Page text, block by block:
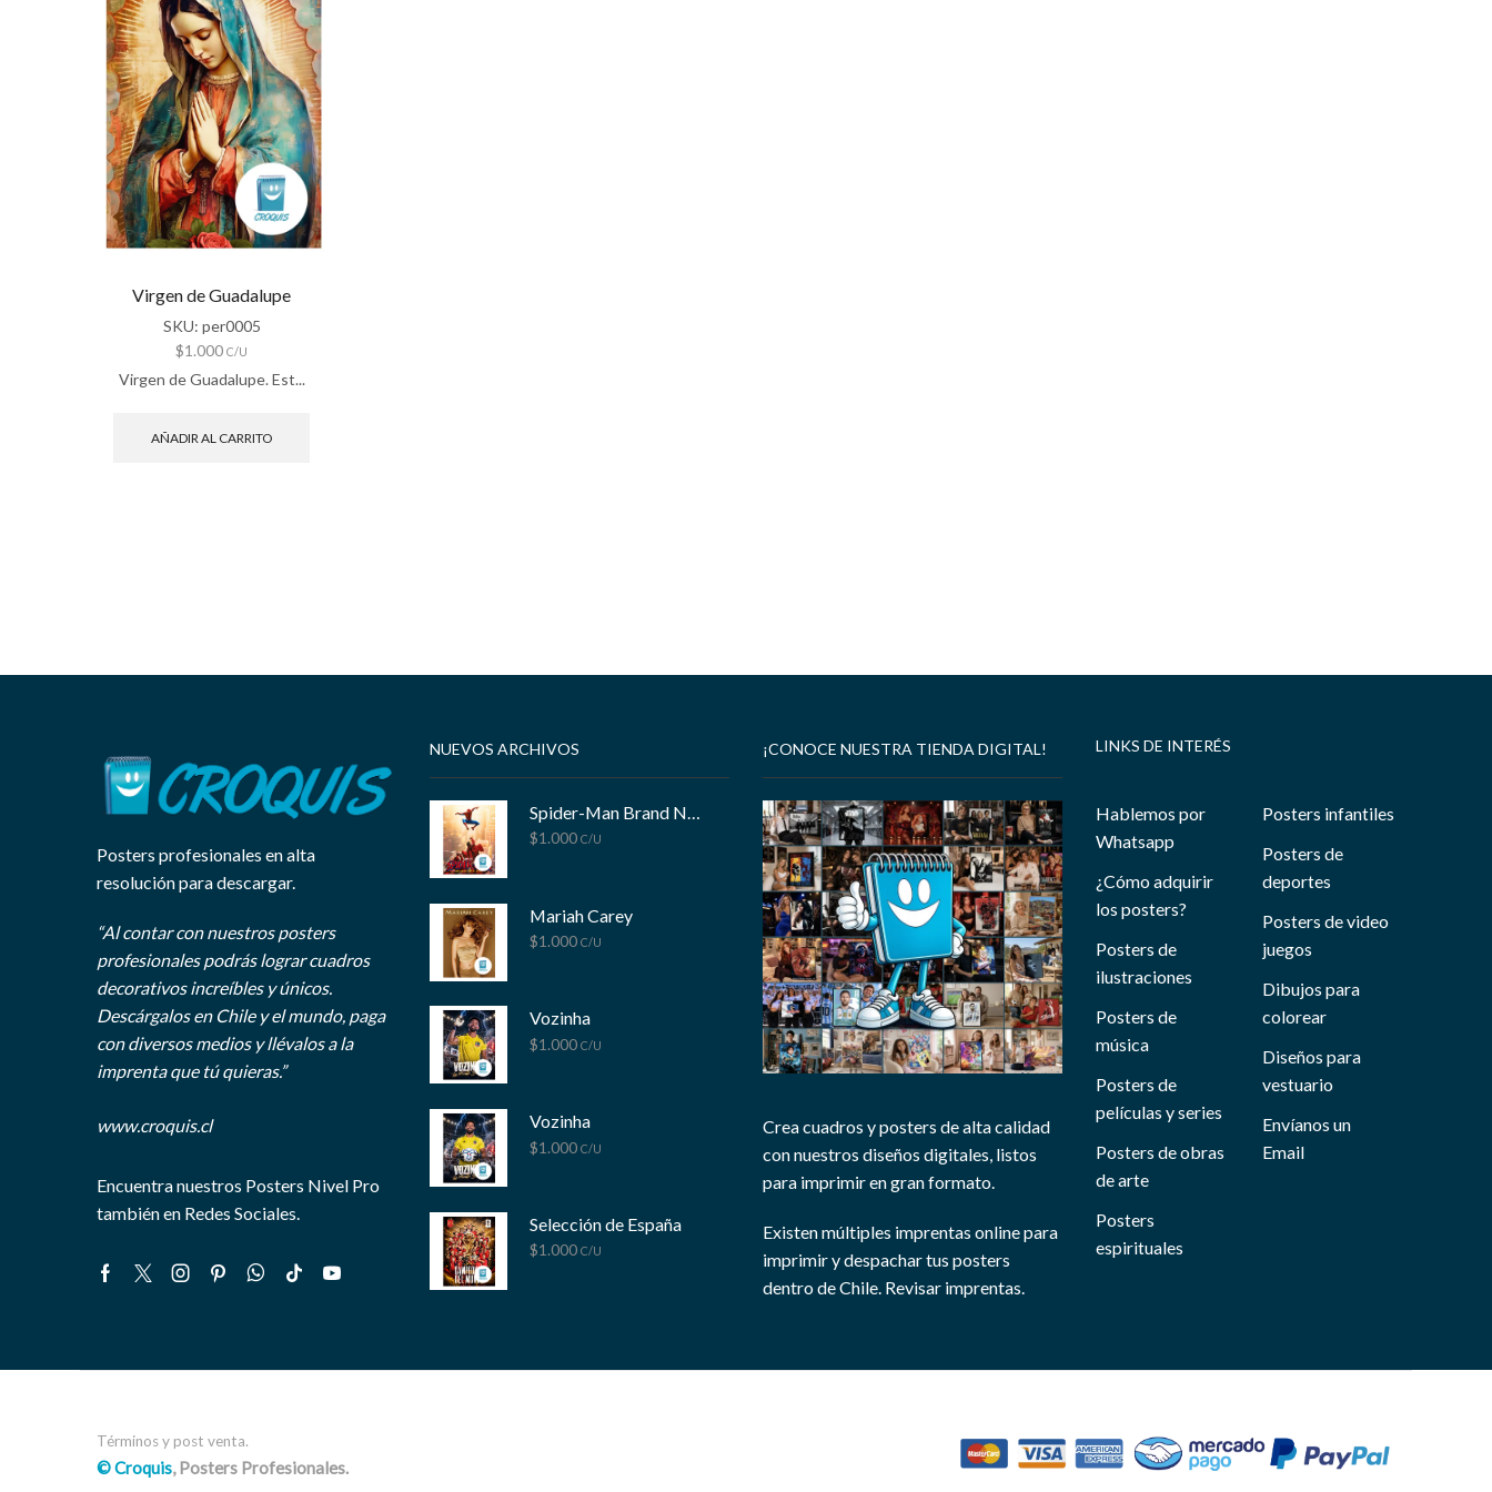
Virgen de Guadalupe
SKU: per0005
$1.000 C/U
Virgen de Guadalupe. Est...
AÑADIR AL CARRITO
Posters profesionales en alta
resolución para descargar.
“Al contar con nuestros posters
profesionales podrás lograr cuadros
decorativos increíbles y únicos.
Descárgalos en Chile y el mundo, paga
con diversos medios y llévalos a la
imprenta que tú quieras.”
www.croquis.cl
Encuentra nuestros Posters Nivel Pro
también en Redes Sociales.
Facebook
TwitterInstagram
PinterestWhatsapp
Tik- Youtube
NUEVOS ARCHIVOS
$1.000 C/U
Mariah Carey
$1.000 C/U
Vozinha
$1.000 C/U
Vozinha
$1.000 C/U
Selección de España
$1.000 C/U
¡CONOCE NUESTRA TIENDA DIGITAL!
Crea cuadros y posters de alta calidad
con nuestros diseños digitales, listos
para imprimir en gran formato.
Existen múltiples imprentas online para
imprimir y despachar tus posters
dentro de Chile. Revisar imprentas.
LINKS DE INTERÉS
Hablemos por
Whatsapp
¿Cómo adquirir
los posters?
Posters de
ilustraciones
Posters de
música
Posters de
películas y series
Posters de obras
de arte
Posters
espirituales
Posters infantiles
Posters de
deportes
Posters de video
juegos
Dibujos para
colorear
Diseños para
vestuario
Envíanos un
Email
Términos y post venta.
© Croquis, Posters Profesionales.